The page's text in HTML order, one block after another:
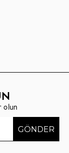
olun
GÖNDER